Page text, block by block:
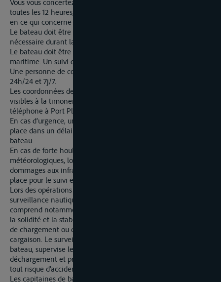
Vous vous concertez avec Port Planning (VHF 63) au moins
toutes les 12 heures, ou vous utilisez correctement APCS Barge
en ce qui concerne l’occupation future des postes d’amarrage.
Le bateau doit être équipé de l’éclairage de navigation
nécessaire durant la nuit.
Le bateau doit être amarré selon les règles de bonne pratique
maritime. Un suivi quotidien est requis.
Une personne de contact doit être joignable par téléphone
24h/24 et 7j/7.
Les coordonnées de cette personne doivent être clairement
visibles à la timonerie, côté quai, ou communiquées par
téléphone à Port Planning (+32 3 229 71 69).
En cas d’urgence, une personne doit pouvoir être présente sur
place dans un délai d’une heure au maximum pour déplacer le
bateau.
En cas de forte houle due à de mauvaises conditions
météorologiques, lorsqu’il existe un risque de naufrage ou de
dommages aux infrastructures portuaires, une présence sur
place pour le suivi est obligatoire.
Lors des opérations de chargement et de déchargement, une
surveillance nautique doit toujours être assurée. Cela
comprend notamment : la surveillance d’un amarrage correct,
la solidité et la stabilité du bateau, la sécurité des opérations
de chargement ou de déchargement, le bon arrimage de la
cargaison. Le surveillant se trouve toujours à proximité du
bateau, supervise les activités de chargement et de
déchargement et prend les mesures nécessaires pour éviter
tout risque d’accident.
Les capitaines de bateaux-citernes et de chalands-citernes